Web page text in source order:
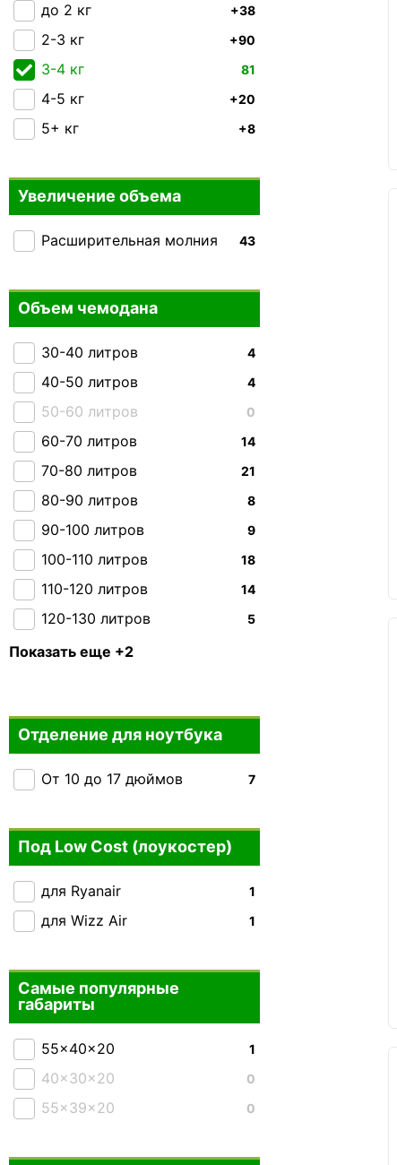
+15
V&V Travel
+3
VIF
+1
Worldline
+13
Echolac
+55
Carlton
Victorinox Travel
+30
Rock
+1
Ground
Hedgren
+38
до 2 кг
+90
2-3 кг
81
3-4 кг
+20
4-5 кг
+8
5+ кг
Увеличение объема
43
Расширительная молния
Объем чемодана
4
30-40 литров
4
40-50 литров
0
50-60 литров
14
60-70 литров
21
70-80 литров
8
80-90 литров
9
90-100 литров
18
100-110 литров
14
110-120 литров
5
120-130 литров
130-140 литров
Показать еще +2
Отделение для ноутбука
7
От 10 до 17 дюймов
Под Low Cost (лоукостер)
1
для Ryanair
1
для Wizz Air
Самые популярные
габариты
1
55x40x20
0
40x30x20
0
55x39x20